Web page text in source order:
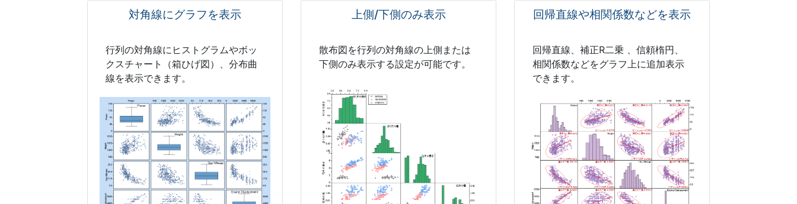
対角線にグラフを表示
行列の対角線にヒストグラムやボッ
クスチャート（箱ひげ図）、分布曲
線を表示できます。
上側/下側のみ表示
散布図を行列の対角線の上側または
下側のみ表示する設定が可能です。
回帰直線や相関係数などを表示
回帰直線、補正R二乗 、信頼楕円、
相関係数などをグラフ上に追加表示
できます。